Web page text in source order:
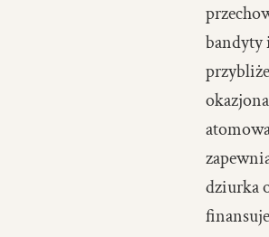
bandyty
dziurka